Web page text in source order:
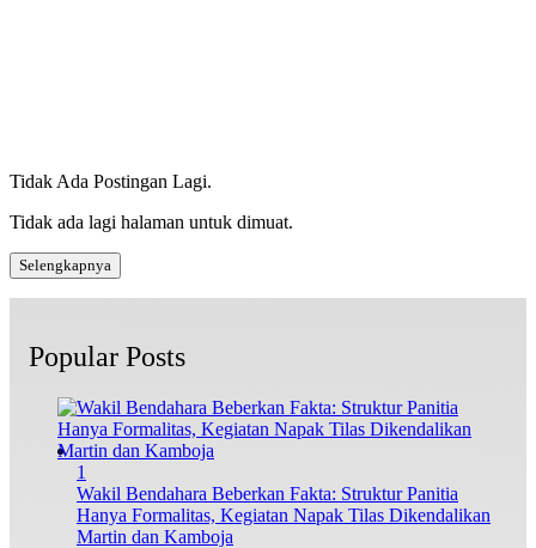
Tidak Ada Postingan Lagi.
Tidak ada lagi halaman untuk dimuat.
Selengkapnya
Popular Posts
1
Wakil Bendahara Beberkan Fakta: Struktur Panitia
Hanya Formalitas, Kegiatan Napak Tilas Dikendalikan
Martin dan Kamboja